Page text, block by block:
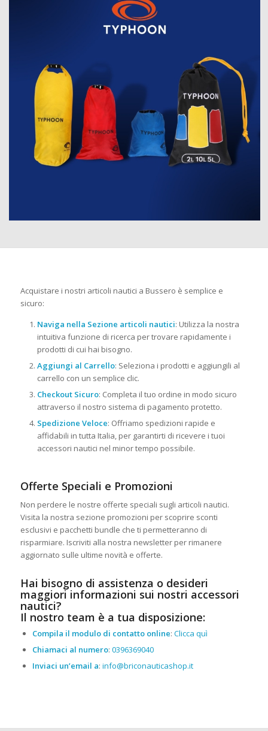
Acquistare i nostri articoli nautici a Bussero è semplice e
sicuro:
Naviga nella Sezione articoli nautici: Utilizza la nostra
intuitiva funzione di ricerca per trovare rapidamente i
prodotti di cui hai bisogno.
Aggiungi al Carrello: Seleziona i prodotti e aggiungili al
carrello con un semplice clic.
Checkout Sicuro: Completa il tuo ordine in modo sicuro
attraverso il nostro sistema di pagamento protetto.
Spedizione Veloce: Offriamo spedizioni rapide e
affidabili in tutta Italia, per garantirti di ricevere i tuoi
accessori nautici nel minor tempo possibile.
Offerte Speciali e Promozioni
Non perdere le nostre offerte speciali sugli articoli nautici.
Visita la nostra sezione promozioni per scoprire sconti
esclusivi e pacchetti bundle che ti permetteranno di
risparmiare. Iscriviti alla nostra newsletter per rimanere
aggiornato sulle ultime novità e offerte.
Hai bisogno di assistenza o desideri
maggiori informazioni sui nostri accessori
nautici?
Il nostro team è a tua disposizione:
Compila il modulo di contatto online: Clicca quì
Chiamaci al numero: 0396369040
Inviaci un’email a: info@briconauticashop.it